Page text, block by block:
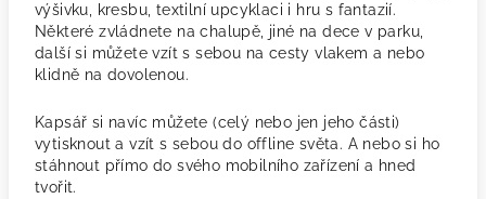
výšivku, kresbu, textilní upcyklaci i hru s fantazií.
Některé zvládnete na chalupě, jiné na dece v parku,
další si můžete vzít s sebou na cesty vlakem a nebo
klidně na dovolenou.
Kapsář si navíc můžete (celý nebo jen jeho části)
vytisknout a vzít s sebou do offline světa. A nebo si ho
stáhnout přímo do svého mobilního zařízení a hned
tvořit.